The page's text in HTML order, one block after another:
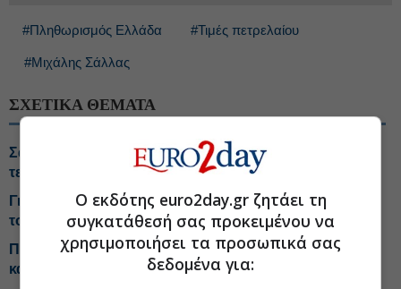
#Πληθωρισμός Ελλάδα #Τιμές πετρελαίου
#Μιχάλης Σάλλας
ΣΧΕΤΙΚΑ ΘΕΜΑΤΑ
Σάλλας: Η Ελλάδα μπορεί να γίνει παραγωγός
τεχνολογίας
Γιατί οι τιμές βενζίνης και ντίζελ... αποσυνδέθηκαν από
το Brent
Πληθωρισμός 3,4% με ανατιμήσεις-φωτιά σε βενζίνη
και πετρέλαιο κίνησης
Ο εκδότης euro2day.gr ζητάει τη
συγκατάθεσή σας προκειμένου να
χρησιμοποιήσει τα προσωπικά σας
δεδομένα για: